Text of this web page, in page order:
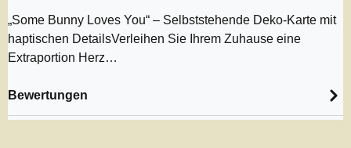
„Some Bunny Loves You“ – Selbststehende Deko-Karte mit
haptischen DetailsVerleihen Sie Ihrem Zuhause eine
Extraportion Herz…
Bewertungen